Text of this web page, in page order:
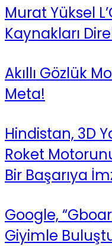
Murat Yüksel
Kaynakları
Akıllı Gözlük
Meta!
Hindistan, 3D
Roket
Bir Başarıya
Google,
Giyimle